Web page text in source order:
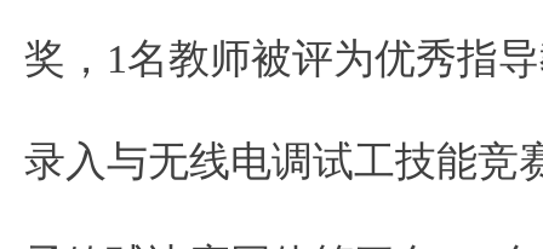
奖，1名教师被评为优秀指
录入与无线电调试工技能竞